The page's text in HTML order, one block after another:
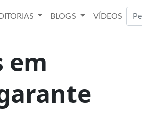
BLOGS
VÍDEOS
em